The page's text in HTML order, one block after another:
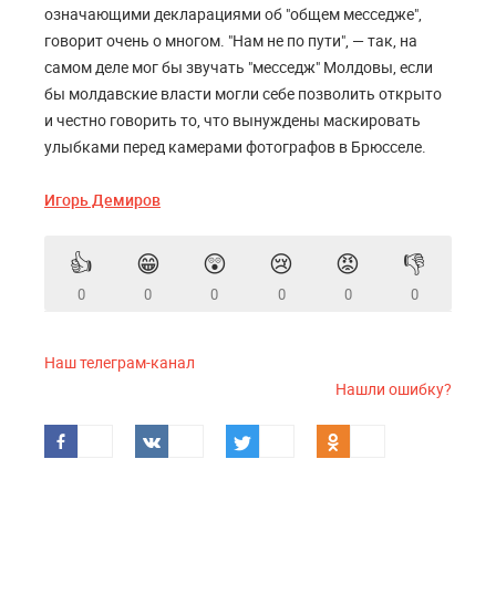
означающими декларациями об "общем месседже",
говорит очень о многом. "Нам не по пути", — так, на
самом деле мог бы звучать "месседж" Молдовы, если
бы молдавские власти могли себе позволить открыто
и честно говорить то, что вынуждены маскировать
улыбками перед камерами фотографов в Брюсселе.
Игорь Демиров
👍
0
😁
0
😲
0
😢
0
😡
0
👎
0
Наш телеграм-канал
Нашли ошибку?